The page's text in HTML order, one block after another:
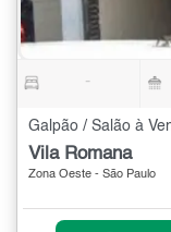
-
Galpão / Salão à
Vila Romana
Zona Oeste - São Paulo